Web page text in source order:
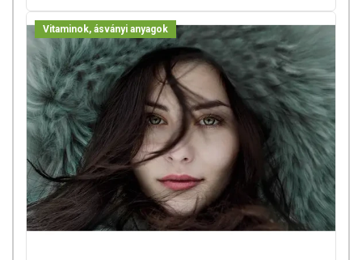
Vitaminok, ásványi anyagok